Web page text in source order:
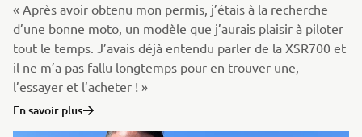
« Après avoir obtenu mon permis, j’étais à la recherche
d’une bonne moto, un modèle que j’aurais plaisir à piloter
tout le temps. J’avais déjà entendu parler de la XSR700 et
il ne m’a pas fallu longtemps pour en trouver une,
l’essayer et l’acheter ! »
En savoir plus